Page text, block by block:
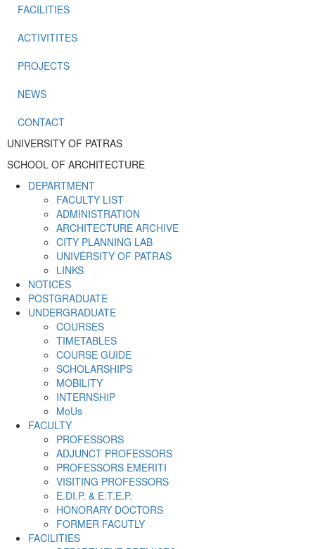
FACILITIES
ACTIVITITES
PROJECTS
NEWS
CONTACT
UNIVERSITY OF PATRAS
SCHOOL OF ARCHITECTURE
DEPARTMENT
FACULTY LIST
ADMINISTRATION
ARCHITECTURE ARCHIVE
CITY PLANNING LAB
UNIVERSITY OF PATRAS
LINKS
NOTICES
POSTGRADUATE
UNDERGRADUATE
COURSES
TIMETABLES
COURSE GUIDE
SCHOLARSHIPS
MOBILITY
INTERNSHIP
MoUs
FACULTY
PROFESSORS
ADJUNCT PROFESSORS
PROFESSORS EMERITI
VISITING PROFESSORS
E.DI.P. & E.T.E.P.
HONORARY DOCTORS
FORMER FACUTLY
FACILITIES